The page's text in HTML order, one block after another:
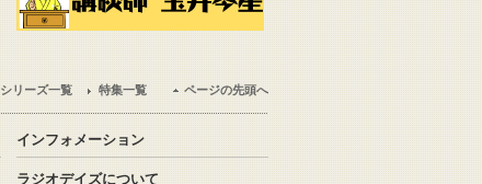
シリーズ一覧 特集一覧 ページの先頭へ
インフォメーション
ラジオデイズについて